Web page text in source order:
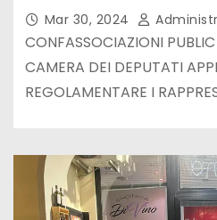
Mar 30, 2024
CONFASSOCIAZIONI
CAMERA DEI DEPUTATI
REGOLAMENTARE I